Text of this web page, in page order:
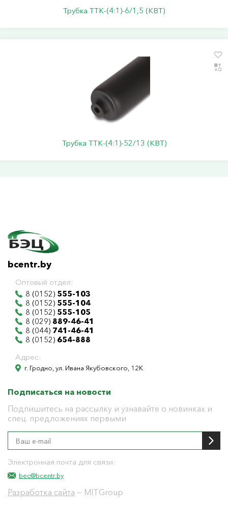
Трубка ТТК-(4:1)-6/1,5 (КВТ)
Трубка ТТК-(4:1)-52/13 (КВТ)
bcentr.by
Оптовый отдел:
8 (0152) 555-103
8 (0152) 555-104
8 (0152) 555-105
8 (029) 889-46-41
8 (044) 741-46-41
8 (0152) 654-888
Адрес:
г. Гродно, ул. Ивана Якубовского, 12К
Подписаться на новости
Подпишитесь на рассылку и узнавайте о новинках и
спец. предложениях первыми
Электронная почта для связи:
bec@bcentr.by
Разработка сайта — MITGroup